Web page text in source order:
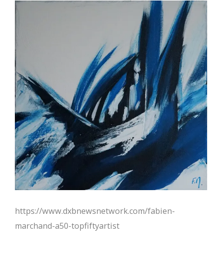
https://www.dxbnewsnetwork.com/fabien-
marchand-a50-topfiftyartist